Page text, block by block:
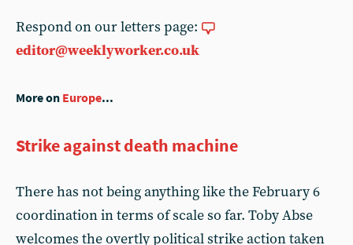
Respond on our letters page:
editor@weeklyworker.co.uk
More on Europe...
Strike against death machine
There has not being anything like the February 6
coordination in terms of scale so far. Toby Abse
welcomes the overtly political strike action taken